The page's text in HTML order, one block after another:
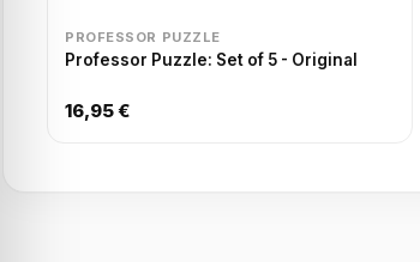
PROFESSOR PUZZLE
Professor Puzzle: Set of 5 - Original
16,95 €